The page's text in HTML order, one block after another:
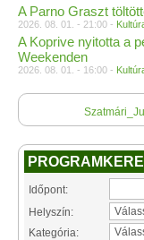
A Parno Graszt
2026. 08. 01. - 21:00 -
A Koprive nyitotta a
Weekenden
2026. 08. 01. - 16:00 -
Időpont:
Helyszín:
Kategória: